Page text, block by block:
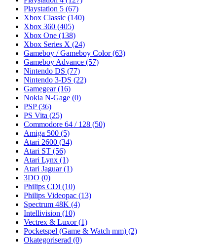
Playstation 5 (67)
Xbox Classic (140)
Xbox 360 (405)
Xbox One (138)
Xbox Series X (24)
Gameboy / Gameboy Color(63)
Gameboy Advance (57)
Nintendo DS (77)
Nintendo 3-DS (22)
Gamegear(16)
Nokia N-Gage (0)
PSP(36)
PS Vita (25)
Commodore 64 / 128 (50)
Amiga 500 (5)
Atari 2600 (34)
Atari ST (56)
Atari Lynx (1)
Atari Jaguar(1)
3DO (0)
Philips CDi (10)
Philips Videopac (13)
Spectrum 48K (4)
Intellivision (10)
Vectrex & Luxor(1)
Pocketspel (Game & Watch mm) (2)
Okategoriserad (0)